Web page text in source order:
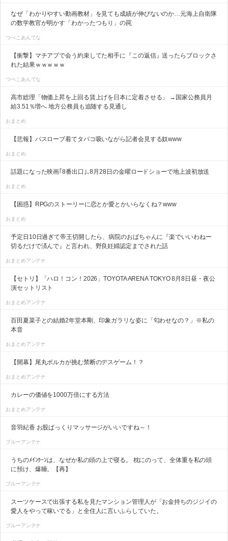
なぜ「わかりやすい動画教材」を見ても成績が伸びないのか…元海上自衛隊
の数学教官が明かす「わかったつもり」の罠
つべこあんてな
【衝撃】マチアプで会う約束してた相手に『この返信』送ったらブロックさ
れた結果ｗｗｗｗｗ
つべこあんてな
高市総理「物価上昇を上回る賃上げを日本に定着させる」 →国家公務員月
給3.51％増へ 地方公務員も追随する見通し
おまとめ
【悲報】バスローブ着てタバコ吸いながら記者会見する奴www
おまとめ
話題になった映画｢8番出口｣､8月28日の金曜ロードショーで地上波初放送
おまとめ
【困惑】RPGのストーリーに恋とか愛とかいらなくね？www
おまとめ
予定日10日過ぎて帝王切開したら、病院のおばちゃんに『楽でいいわねー
切るだけで済んで』と言われ、野良妊婦認定までされた話
おまとめアンテナ
【セトリ】「ハロ！コン！2026」TOYOTA ARENA TOKYO 8月8日昼・夜公
演セットリスト
おまとめアンテナ
百田夏菜子との結婚2年堂本剛、印象ガラリな姿に「匂わせなの？」※私の
本音
おまとめアンテナ
【開幕】尾丸ポルカが挑む禁断のデスゲーム！？
おまとめアンテナ
カレーの価値を1000万倍にする方法
おまとめアンテナ
音羽紀香 お股ぱっくりマッサージがいいですね～！
ブルーアンテナ
うちのﾒｲﾝｸｰﾝは、なぜか私の頭の上で寝る。 枕にのって、全体重を私の頭
に預け、爆睡。【再】
ブルーアンテナ
スーツケースで出張する私を見たマンション管理人が「お金持ちのジジイの
愛人をやって稼いでる」と全住人に言いふらしていた。
ブルーアンテナ